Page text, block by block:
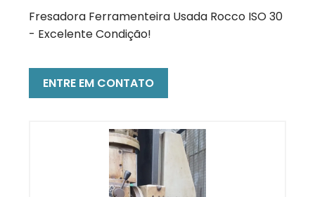
Fresadora Ferramenteira Usada Rocco ISO 30
- Excelente Condição!
ENTRE EM CONTATO